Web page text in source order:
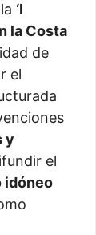
‘I
la Costa
de
el
y
el
idóneo